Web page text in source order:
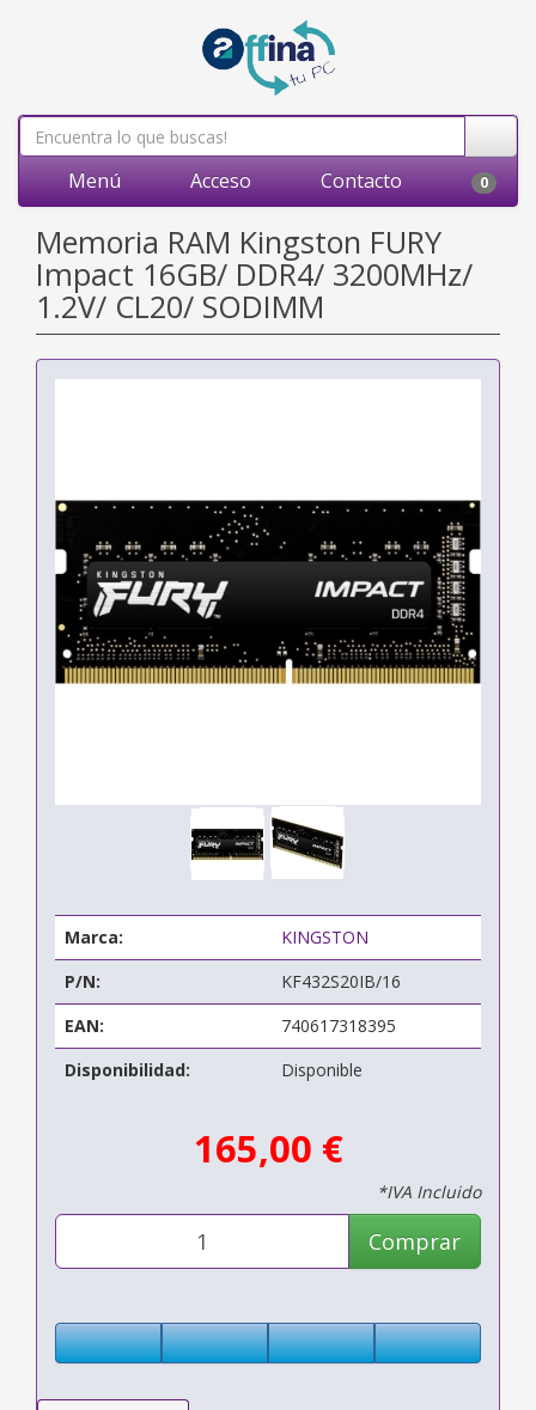
Menú Acceso Contacto 0
Memoria RAM Kingston FURY
Impact 16GB/ DDR4/ 3200MHz/
1.2V/ CL20/ SODIMM
Marca:
KINGSTON
P/N:
KF432S20IB/16
EAN:
740617318395
Disponibilidad:
Disponible
165,00 €
*IVA Incluido
Comprar